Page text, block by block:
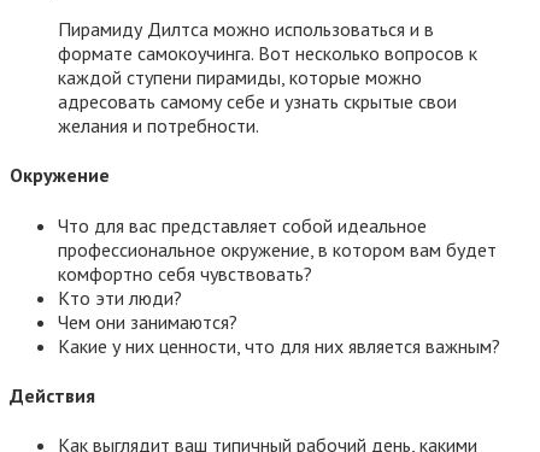
Пирамиду Дилтса можно использоваться и в
формате самокоучинга. Вот несколько вопросов к
каждой ступени пирамиды, которые можно
адресовать самому себе и узнать скрытые свои
желания и потребности.
Окружение
Что для вас представляет собой идеальное
профессиональное окружение, в котором вам будет
комфортно себя чувствовать?
Кто эти люди?
Чем они занимаются?
Какие у них ценности, что для них является важным?
Действия
Как выглядит ваш типичный рабочий день, какими